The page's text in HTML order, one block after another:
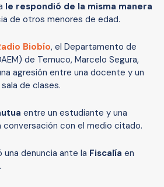
le respondió de la misma manera
de otros menores de edad.
Biobío, el Departamento de
de Temuco, Marcelo Segura,
agresión entre una docente y un
de clases.
entre un estudiante y una
con el medio citado.
denuncia ante la Fiscalía en